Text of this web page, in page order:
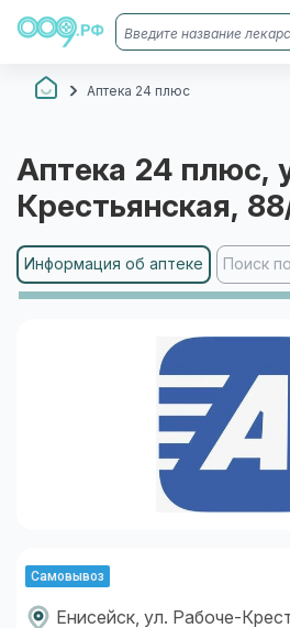
Аптека 24 плюс
Аптека 24 плюс,
Крестьянская,
Информация об аптеке Поиск
Самовывоз
Енисейск, ул. Рабоче-